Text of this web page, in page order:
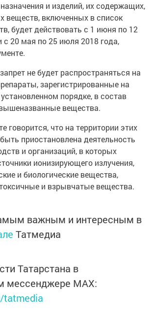
и изделий, их содержащих,
веществ, включенных в список
будет действовать с 1 июня по 12
с 20 мая по 25 июля 2018 года,
не будет распространяться на
зарегистрированные на
порядке, в состав
вещества.
говорится, что на территории этих
приостановлена деятельность
и организаций, в которых
ионизирующего излучения,
и биологические вещества,
и взрывчатые вещества.
важным и интересным в
Татмедиа
Татарстана в
мессенджере MАХ:
tatmedia